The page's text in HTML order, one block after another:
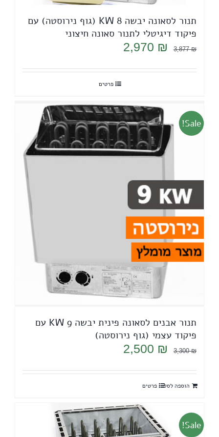
תנור לסאונה יבשה 8 KW (גוף נירוסטה) עם
פיקוד דיגיטלי לתנור סאונה חיצוני
3,877₪
המחיר
היה:
2,970 ₪
הוא:
2,970 ₪.
פרטים
Sale!
תנור אבנים לסאונה פינית יבשה 9 KW עם
פיקוד עצמי (גוף נירוסטה)
3,300₪
המחיר
היה:
3,300 ₪.
2,500 ₪
הוא:
הוספה לסל פרטים
Sale!